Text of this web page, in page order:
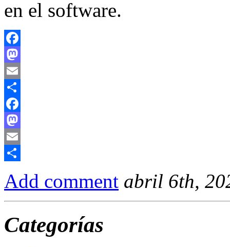
en el software.
Facebook
Mastodon
Email
Compartir
Facebook
Mastodon
Email
Add comment abril 6th,
Categorías